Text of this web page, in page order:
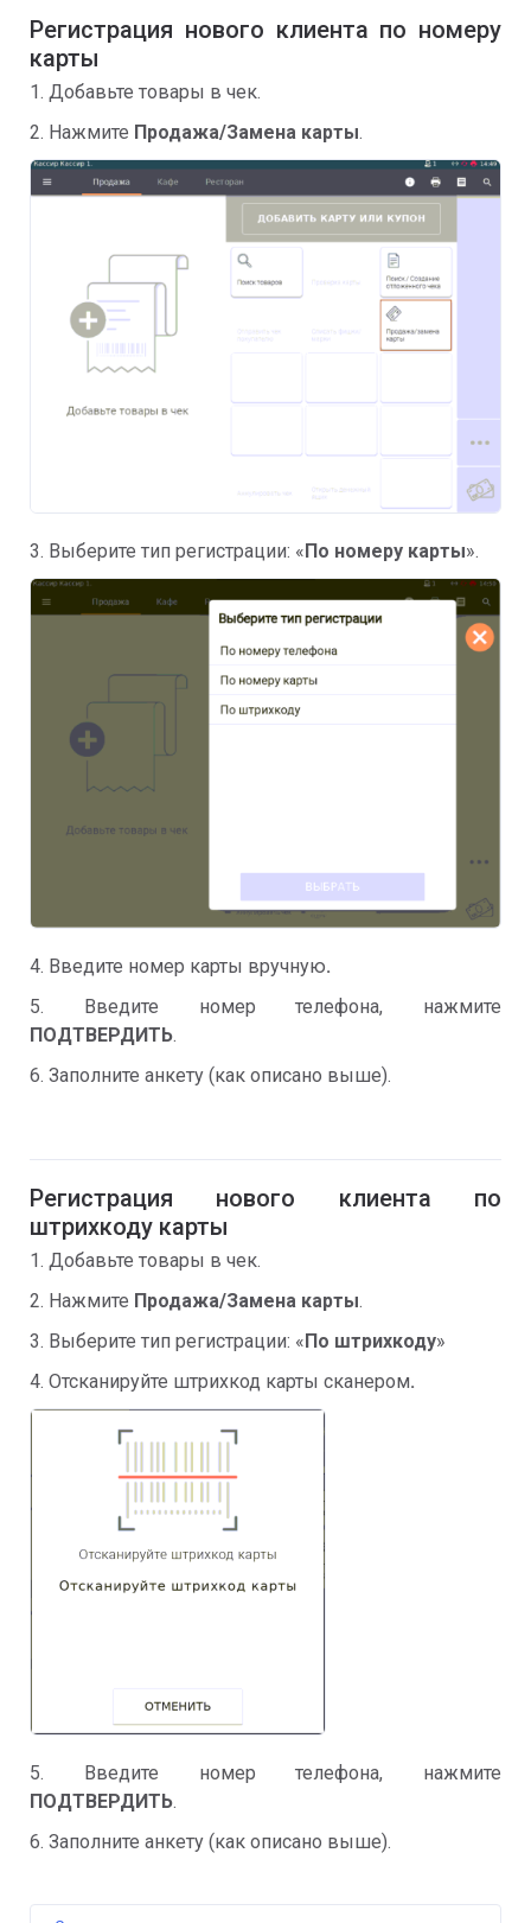
Регистрация нового клиента по номеру
карты
1. Добавьте товары в чек.
2. Нажмите Продажа/Замена карты.
3. Выберите тип регистрации: «По номеру карты».
4. Введите номер карты вручную.
5. Введите номер телефона, нажмите
ПОДТВЕРДИТЬ.
6. Заполните анкету (как описано выше).
Регистрация нового клиента по
штрихкоду карты
1. Добавьте товары в чек.
2. Нажмите Продажа/Замена карты.
3. Выберите тип регистрации: « По штрихкоду»
4. Отсканируйте штрихкод карты сканером.
5. Введите номер телефона, нажмите
ПОДТВЕРДИТЬ.
6. Заполните анкету (как описано выше).